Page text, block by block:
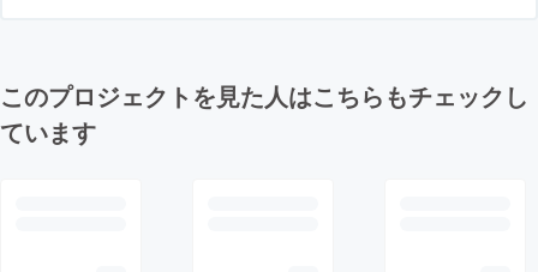
このプロジェクトを見た人はこちらもチェックし
ています